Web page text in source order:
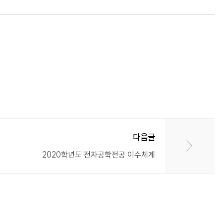
다음글
2020학년도 전자공학전공 이수체계